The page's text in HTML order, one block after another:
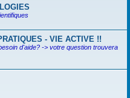
- VIE ACTIVE !!
d'aide? -> votre question trouvera